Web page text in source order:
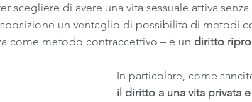
scegliere di avere una vita sessuale attiva
un ventaglio di possibilità di metodi
come metodo contraccettivo – è un diritto
In particolare, come
il diritto a una vita privata